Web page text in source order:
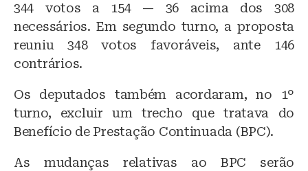
344 votos a 154 — 36 acima dos 308
necessários. Em segundo turno, a proposta
reuniu 348 votos favoráveis, ante 146
contrários.
Os deputados também acordaram, no 1º
turno, excluir um trecho que tratava do
Benefício de Prestação Continuada (BPC).
As mudanças relativas ao BPC serão